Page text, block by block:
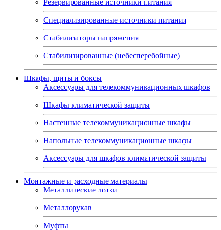
Резервированные источники питания
Специализированные источники питания
Стабилизаторы напряжения
Стабилизированные (небесперебойные)
Шкафы, щиты и боксы
Аксессуары для телекоммуникационных шкафов
Шкафы климатической защиты
Настенные телекоммуникационные шкафы
Напольные телекоммуникационные шкафы
Аксессуары для шкафов климатической защиты
Монтажные и расходные материалы
Металлические лотки
Металлорукав
Муфты